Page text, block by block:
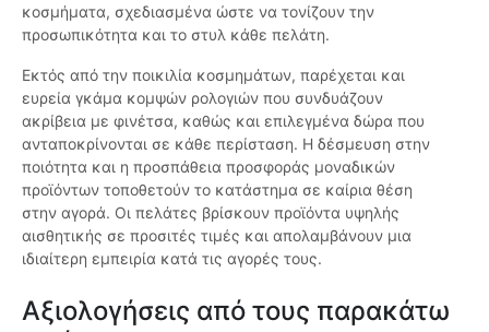
κοσμήματα, σχεδιασμένα ώστε να τονίζουν την
προσωπικότητα και το στυλ κάθε πελάτη.
Εκτός από την ποικιλία κοσμημάτων, παρέχεται και
ευρεία γκάμα κομψών ρολογιών που συνδυάζουν
ακρίβεια με φινέτσα, καθώς και επιλεγμένα δώρα που
ανταποκρίνονται σε κάθε περίσταση. Η δέσμευση στην
ποιότητα και η προσπάθεια προσφοράς μοναδικών
προϊόντων τοποθετούν το κατάστημα σε καίρια θέση
στην αγορά. Οι πελάτες βρίσκουν προϊόντα υψηλής
αισθητικής σε προσιτές τιμές και απολαμβάνουν μια
ιδιαίτερη εμπειρία κατά τις αγορές τους.
Αξιολογήσεις από τους παρακάτω